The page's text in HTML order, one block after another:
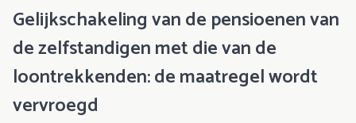
Gelijkschakeling van de pensioenen van
de zelfstandigen met die van de
loontrekkenden: de maatregel wordt
vervroegd